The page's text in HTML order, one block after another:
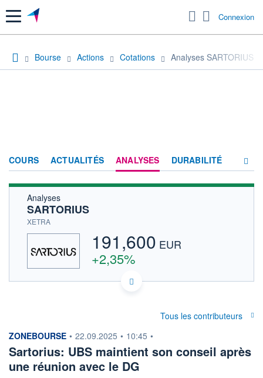
Menu Connexion
Bourse Actions Cotations Analyses SARTORIUS
COURS ACTUALITÉS ANALYSES DURABILITÉ
FORUM
HISTORIQUE
ACTIONNAIRES
Analyses
SARTORIUS
XETRA
191,600 EUR
+2,35%
DE0007165607 SRT
192
Tous les contributeurs
information fournie par
ZONEBOURSE • 22.09.2025 • 10:45 •
Sartorius: UBS maintient son conseil après
une réunion avec le DG